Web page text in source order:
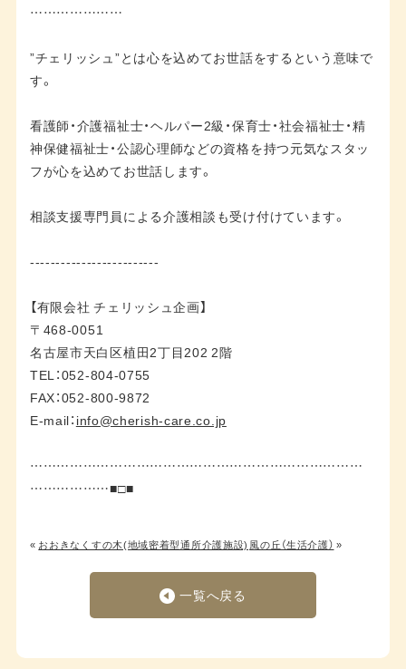
…………………
”チェリッシュ”とは心を込めてお世話をするという意味で
す。
看護師・介護福祉士・ヘルパー2級・保育士・社会福祉士・精
神保健福祉士・公認心理師などの資格を持つ元気なスタッ
フが心を込めてお世話します。
相談支援専門員による介護相談も受け付けています。
-------------------------
【有限会社 チェリッシュ企画】
〒468-0051
名古屋市天白区植田2丁目202 2階
TEL：052-804-0755
FAX：052-800-9872
E-mail： info@cherish-care.co.jp
…………………………………………………………………
………………■□■
« おおきなくすの木(地域密着型通所介護施設) 風の丘（生活介護） »
一覧へ戻る